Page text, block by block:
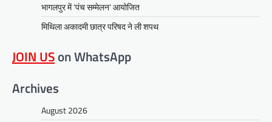
भागलपुर में ‘पंच सम्मेलन’ आयोजित
मिथिला अकादमी छात्र परिषद ने ली शपथ
JOIN USon WhatsApp
Archives
August 2026